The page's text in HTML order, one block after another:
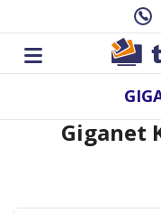
Giganet